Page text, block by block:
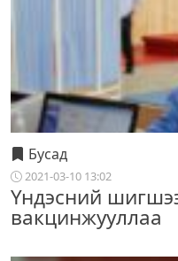
Бусад
2021-03-10 13:02
Үндэсний
вакцинжууллаа